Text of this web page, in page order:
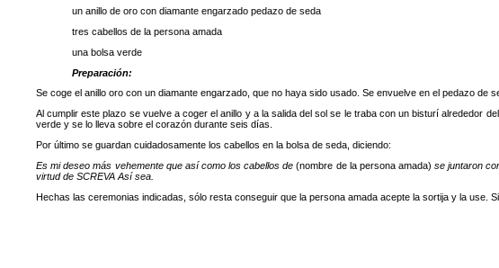
un anillo de oro con diamante engarzado pedazo de seda
tres cabellos de la persona amada
una bolsa verde
Preparación:
Se coge el anillo oro con un diamante engarzado, que no haya sido usado. Se envuelve en el pedazo
Al cumplir este plazo se vuelve a coger el anillo y a la salida del sol se le traba con un bisturí alrededor
verde y se lo lleva sobre el corazón durante seis días.
Por último se guardan cuidadosamente los cabellos en la bolsa de seda, diciendo:
Es mi deseo más vehemente que así como los cabellos de(nombre de la persona amada)se juntaron
virtud de SCREVA Así sea.
Hechas las ceremonias indicadas, sólo resta conseguir que la persona amada acepte la sortija y la use.